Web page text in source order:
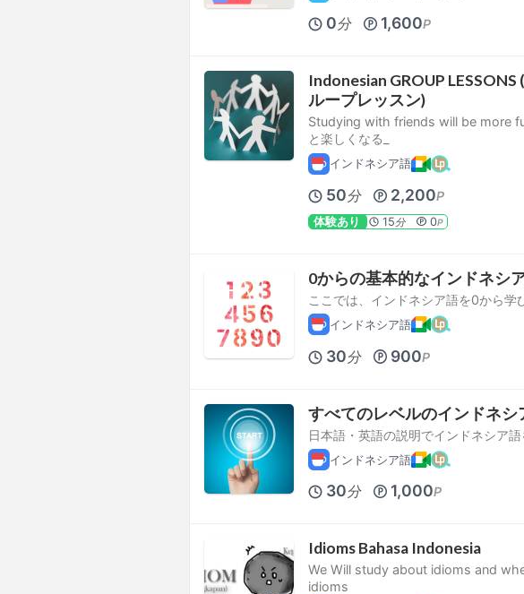
0分 1,600P
Indonesian GROUP
ループレッスン)
Studying with friends will be more
と楽しくなる_
インドネシア語
50分 2,200P
体験あり 15分 0P
0からの基本的なインドネシ
ここでは、インドネシア語を0から学
インドネシア語
30分 900P
すべてのレベルのインドネシ
日本語・英語の説明でインドネシア語
インドネシア語
30分 1,000P
Idioms Bahasa Indonesia
We Will study about idioms and
idioms